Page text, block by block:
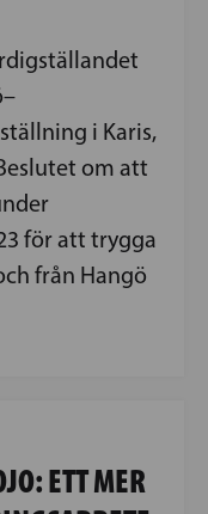
i Karis,
om att
för att trygga
från Hangö
ETT MER